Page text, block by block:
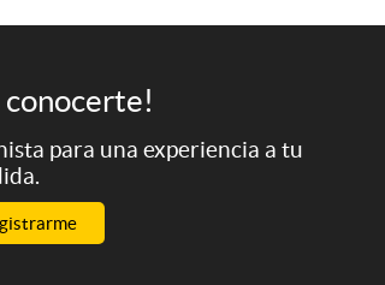
conocerte!
para una experiencia a tu